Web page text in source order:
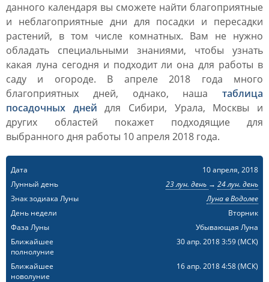
данного календаря вы сможете найти благоприятные
и неблагоприятные дни для посадки и пересадки
растений, в том числе комнатных. Вам не нужно
обладать специальными знаниями, чтобы узнать
какая луна сегодня и подходит ли она для работы в
саду и огороде. В апреле 2018 года много
благоприятных дней, однако, наша таблица
посадочных дней для Сибири, Урала, Москвы и
других областей покажет подходящие для
выбранного дня работы 10 апреля 2018 года.
Дата
10 апреля, 2018
Лунный день
23 лун. день → 24 лун. день
Знак зодиака Луны
Луна в Водолее
День недели
Вторник
Фаза Луны
Убывающая Луна
Ближайшее
полнолуние
30 апр. 2018 3:59(МСК)
Ближайшее
новолуние
16 апр. 2018 4:58(МСК)